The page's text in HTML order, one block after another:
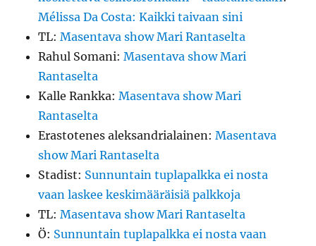
Mélissa Da Costa: Kaikki taivaan sini
TL:Masentava show Mari Rantaselta
Rahul Somani:Masentava show Mari
Rantaselta
Kalle Rankka:Masentava show Mari
Rantaselta
Erastotenes aleksandrialainen:Masentava
show Mari Rantaselta
Stadist: Sunnuntain tuplapalkka ei nosta
vaan laskee keskimääräisiä palkkoja
TL:Masentava show Mari Rantaselta
Ö: Sunnuntain tuplapalkka ei nosta vaan